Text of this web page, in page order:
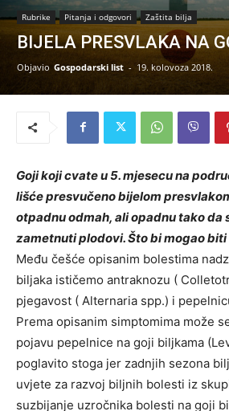
Rubrike Pitanja i odgovori Zaštita bilja
BIJELA PRESVLAKA NA
Objavio Gospodarski list - 19. kolovoza 2018.
Goji koji cvate u 5. mjesecu na
lišće presvučeno bijelom
otpadnu odmah, ali opadnu tako da
zametnuti plodovi. Što bi mogao biti
Među češće opisanim bolestima
biljaka ističemo antraknozu (
pjegavost ( Alternaria spp.) i
Prema opisanim simptomima može
pojavu pepelnice na goji biljkama
poglavito stoga jer zadnjih sezona
uvjete za razvoj biljnih bolesti iz
suzbijanje uzročnika bolesti na goji